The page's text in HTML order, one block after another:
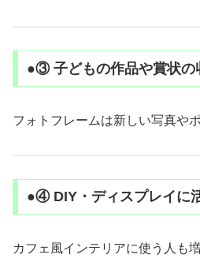
●③ 子どもの作品や賞状の
フォトフレームは新しい写真や
●④ DIY・ディスプレイに
カフェ風インテリアに使う人も